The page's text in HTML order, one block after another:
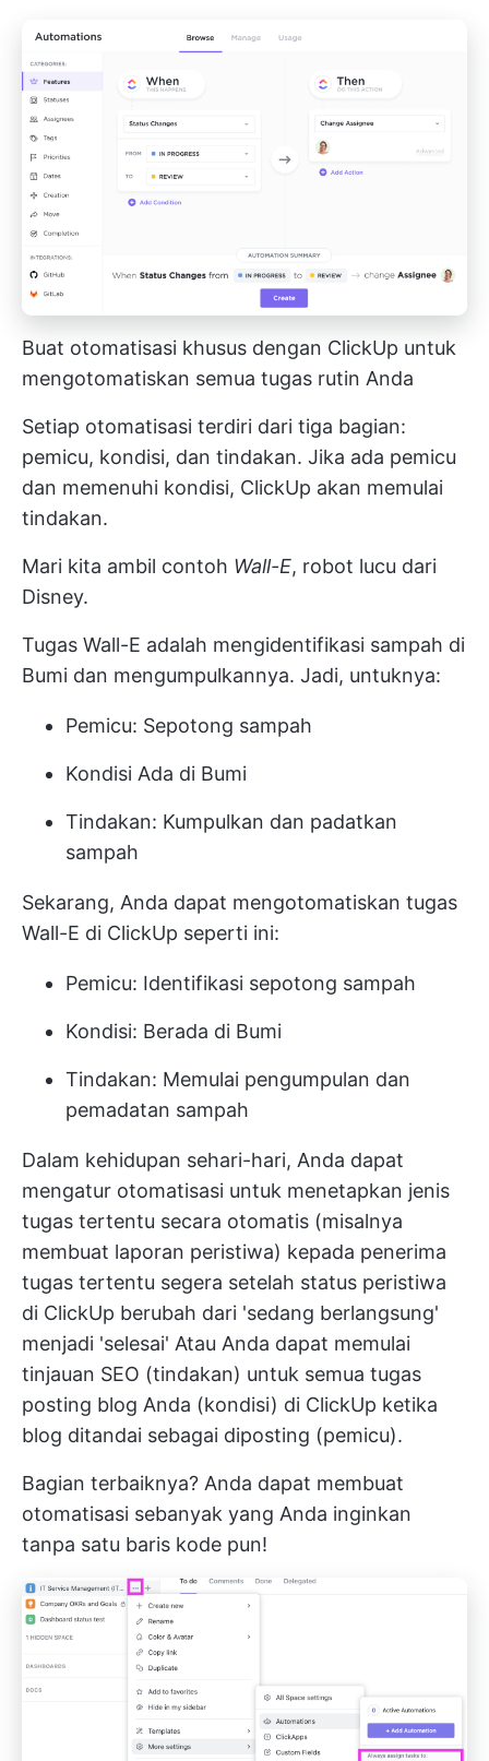
Buat otomatisasi khusus dengan ClickUp untuk
mengotomatiskan semua tugas rutin Anda
Setiap otomatisasi terdiri dari tiga bagian:
pemicu, kondisi, dan tindakan. Jika ada pemicu
dan memenuhi kondisi, ClickUp akan memulai
tindakan.
Mari kita ambil contoh Wall-E, robot lucu dari
Disney.
Tugas Wall-E adalah mengidentifikasi sampah di
Bumi dan mengumpulkannya. Jadi, untuknya:
Pemicu: Sepotong sampah
Kondisi Ada di Bumi
Tindakan: Kumpulkan dan padatkan
sampah
Sekarang, Anda dapat mengotomatiskan tugas
Wall-E di ClickUp seperti ini:
Pemicu: Identifikasi sepotong sampah
Kondisi: Berada di Bumi
Tindakan: Memulai pengumpulan dan
pemadatan sampah
Dalam kehidupan sehari-hari, Anda dapat
mengatur otomatisasi untuk menetapkan jenis
tugas tertentu secara otomatis (misalnya
membuat laporan peristiwa) kepada penerima
tugas tertentu segera setelah status peristiwa
di ClickUp berubah dari 'sedang berlangsung'
menjadi 'selesai' Atau Anda dapat memulai
tinjauan SEO (tindakan) untuk semua tugas
posting blog Anda (kondisi) di ClickUp ketika
blog ditandai sebagai diposting (pemicu).
Bagian terbaiknya? Anda dapat membuat
otomatisasi sebanyak yang Anda inginkan
tanpa satu baris kode pun!